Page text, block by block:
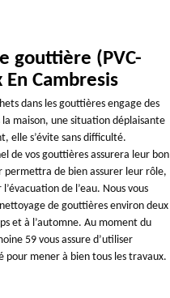
gouttière (PVC-
En Cambresis
dans les gouttières engage des
la maison, une situation déplaisante
elle s’évite sans difficulté.
de vos gouttières assurera leur bon
de bien assurer leur rôle,
de l’eau. Nous vous
de gouttières environ deux
et à l’automne. Au moment du
59 vous assure d’utiliser
pour mener à bien tous les travaux.